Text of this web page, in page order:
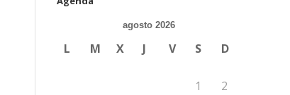
agosto 2026
L M X J V S D
1 2